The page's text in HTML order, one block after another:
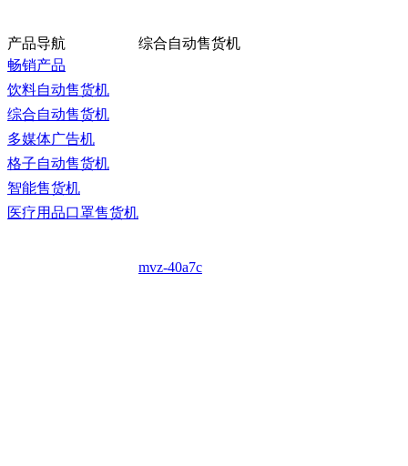
产品导航
畅销产品
饮料自动售货机
综合自动售货机
多媒体广告机
格子自动售货机
智能售货机
医疗用品口罩售货机
综合自动售货机
mvz-40a7c